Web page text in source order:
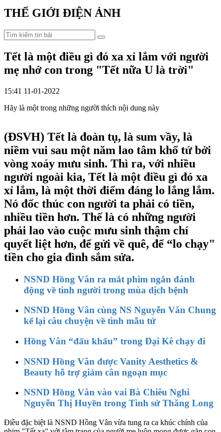
THẾ GIỚI ĐIỆN ẢNH
Tết là một điều gì đó xa xỉ lắm với người
mẹ nhớ con trong "Tết nữa U là trời"
15:41 11-01-2022
Hãy là một trong những người thích nội dung này
(ĐSVH) Tết là đoàn tụ, là sum vầy, là
niềm vui sau một năm lao tâm khổ tứ bởi
vòng xoáy mưu sinh. Thì ra, với nhiều
người ngoài kia, Tết là một điều gì đó xa
xỉ lắm, là một thời điểm đáng lo lắng lắm.
Nó đốc thúc con người ta phải có tiền,
nhiều tiền hơn. Thế là có những người
phải lao vào cuộc mưu sinh thậm chí
quyết liệt hơn, để gửi về quê, để “lo chạy"
tiền cho gia đình sắm sửa.
NSND Hồng Vân ra mắt phim ngắn đánh
động về tình người trong mùa dịch bệnh
NSND Hồng Vân cùng NS Nguyễn Văn Chung
kể lại câu chuyện về tình mẫu tử
Hồng Vân “đấu khẩu” trong Đại Kê chạy đi
NSND Hồng Vân được Vanity Aesthetics &
Beauty hỗ trợ giảm cân ngoạn mục
NSND Hồng Vân vào vai Bà Chiêu Nghi
Nguyễn Thị Huyền trong Tình sử Thăng Long
Điều đặc biệt là NSND Hồng Vân vừa tung ra ca khúc chính của